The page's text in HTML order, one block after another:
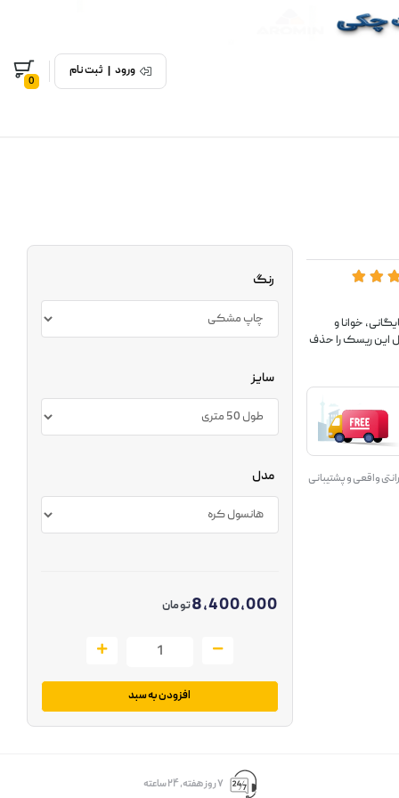
ورود | ثبت نام
0
خوانا و
این ریسک را حذف
واقعی و پشتیبانی
رنگ
سایز
مدل
8,400,000تومان
افزودن به سبد
۷ روز ﻫﻔﺘﻪ، ۲۴ ﺳﺎﻋﺘﻪ